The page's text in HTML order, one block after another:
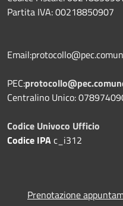
Partita IVA: 00218850907
PEC:
Centralino Unico:
Codice Univoco Ufficio
Codice IPAc_i312
Prenotazione